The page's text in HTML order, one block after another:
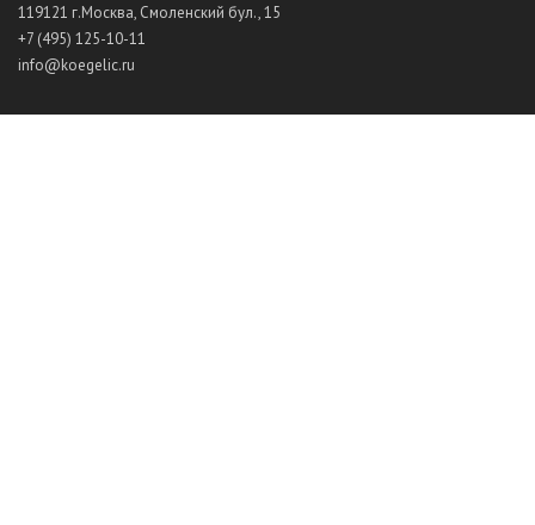
119121 г.Москва, Смоленский бул., 15
+7 (495) 125-10-11
info@koegelic.ru